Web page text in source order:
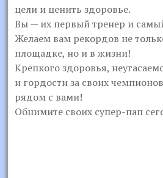
цели и ценить здоровье.
Вы — их первый тренер и
Желаем вам рекордов не
площадке, но и в жизни!
Крепкого здоровья,
и гордости за своих
рядом с вами!
Обнимите своих супер-пап